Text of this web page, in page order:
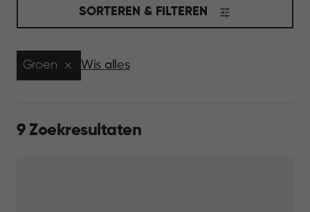
kasten en handige meeneemoplossingen maken het
eenvoudig om je favoriete gerechten overal mee
keuken compleet.
SORTEREN & FILTEREN
Groen Wis alles
9 Zoekresultaten